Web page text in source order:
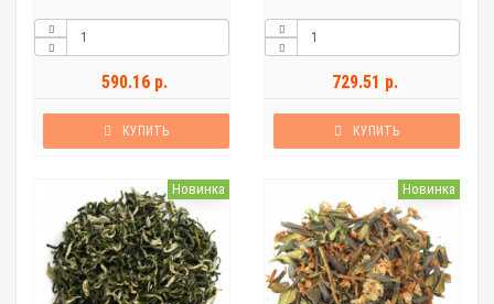
590.16 р.
КУПИТЬ
729.51 р.
КУПИТЬ
Новинка Новинка